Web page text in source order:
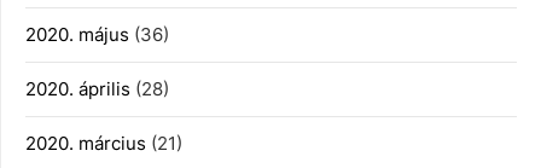
2020. május (36)
2020. április (28)
2020. március (21)